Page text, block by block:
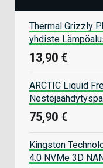
Thermal Grizzly
yhdiste
13,90 €
ARCTIC Liquid
75,90 €
Kingston
4.0 NVMe 3D